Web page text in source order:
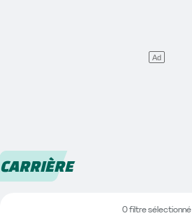
CARRIÈRE
0 filtre sélectionné